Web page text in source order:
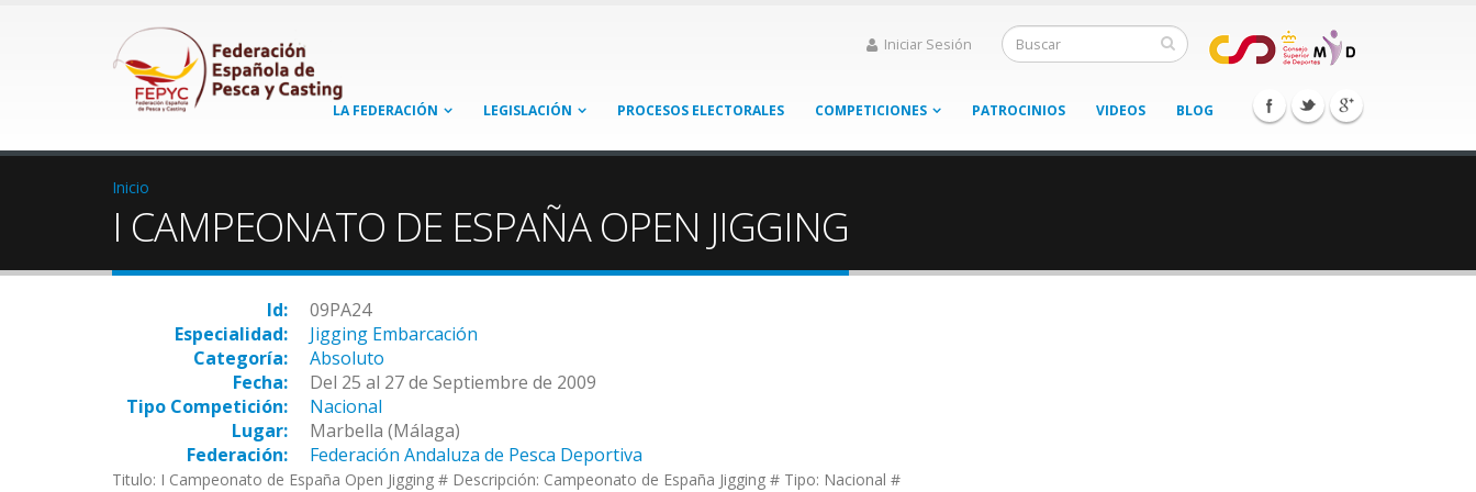
Iniciar Sesión
LA FEDERACIÓN LEGISLACIÓN PROCESOS ELECTORALES COMPETICIONES PATROCINIOS VIDEOS BLOG
Inicio
I CAMPEONATO DE ESPAÑA OPEN JIGGING
Id:
09PA24
Especialidad:
Jigging Embarcación
Categoría:
Absoluto
Fecha:
Del 25 al 27 de Septiembre de 2009
Tipo Competición:
Nacional
Lugar:
Marbella (Málaga)
Federación:
Federación Andaluza de Pesca Deportiva
Titulo: I Campeonato de España Open Jigging # Descripción: Campeonato de España Jigging # Tipo: Nacional #